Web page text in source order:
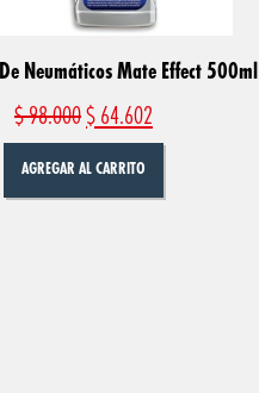
Neumáticos Mate Effect 500ml
$98.000$64.602
AGREGAR AL CARRITO